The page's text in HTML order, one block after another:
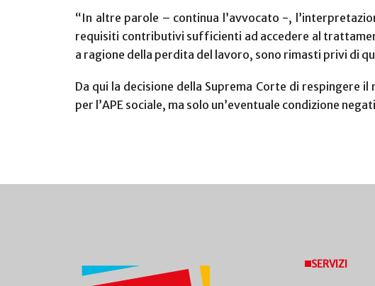
“In altre parole – continua l’avvocato -,
requisiti contributivi sufficienti ad accedere al
a ragione della perdita del lavoro, sono rimasti privi di
Da qui la decisione della Suprema Corte di respingere
per l’APE sociale, ma solo un’eventuale condizione
SERVIZI